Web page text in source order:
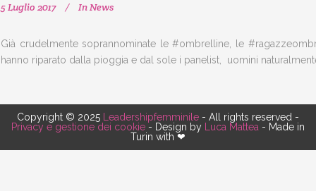
5 Luglio 2017 InNews
Già crudelmente soprannominate le #ombrelline, le
hanno riparato dalla pioggia e dal sole i panelist, uomini
Copyright © 2025 Leadershipfemminile - All rights reserved -
Privacy e gestione dei cookie - Design by Luca Mattea - Made in
Turin with ❤